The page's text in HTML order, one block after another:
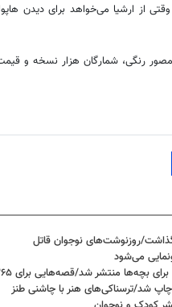
از ارشیا می‌خواهد برای دیدن
روزنوشت‌های نوجوان قاتل
می‌شود
منتشر شد/قصه‌هایی برای ۳۶۵ روز سال
چاپ شد/ترسناکی‌های هنر با چاشنی طنز